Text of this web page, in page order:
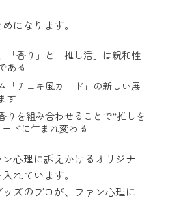
になります。
「香り」と「推し活」は親和性
ある
「チェキ風カード」の新しい展
す
りを組み合わせることで“推しを
ドに生まれ変わる
ン心理に訴えかけるオリジナ
れています。
ズのプロが、ファン心理に